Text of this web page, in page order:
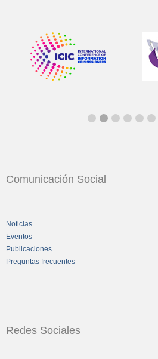
Comunicación Social
Noticias
Eventos
Publicaciones
Preguntas frecuentes
Redes Sociales